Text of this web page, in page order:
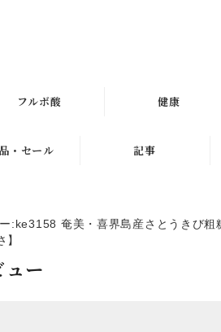
フルボ酸
太古の泉
健康
ミネラル
健康飲料
・セール
ギフト
ール
記事
特集
:ke3158 奄美・喜界島産さとうきび
ー